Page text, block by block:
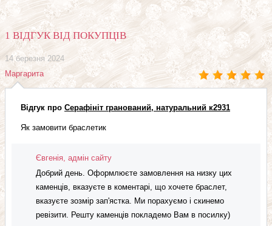
1 ВІДГУК ВІД ПОКУПЦІВ
14 березня 2024
Маргарита
Відгук про Серафініт гранований, натуральний к2931
Як замовити браслетик
Євгенія, адмін сайту
Добрий день. Оформлюєте замовлення на низку цих
каменців, вказуєте в коментарі, що хочете браслет,
вказуєте зозмір зап'ястка. Ми порахуємо і скинемо
ревізити. Решту каменців покладемо Вам в посилку)